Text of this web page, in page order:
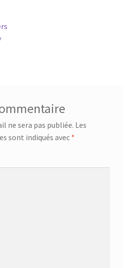
ne sera pas publiée. Les
sont indiqués avec *